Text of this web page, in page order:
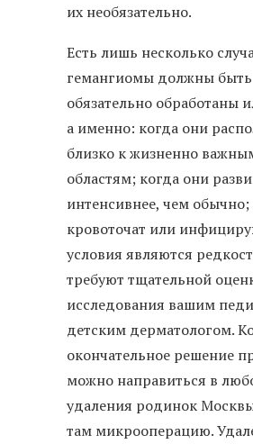
их необязательно.
Есть лишь несколько
гемангиомы должны быть
обязательно обработаны
а именно: когда они
близко к жизненно
областям; когда они
интенсивнее, чем
кровоточат или
условия являются
требуют тщательной
исследования вашим
детским дерматологом.
окончательное решение
можно направиться в
удаления родинок
там микрооперацию.